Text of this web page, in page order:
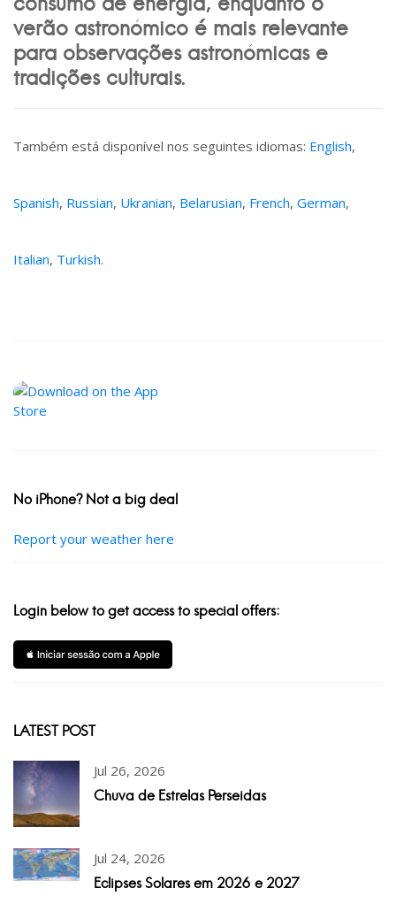
verão astronómico é mais relevante
para observações astronómicas e
tradições culturais.
Também está disponível nos seguintes idiomas: English,
Spanish, Russian, Ukranian, Belarusian, French, German,
Italian, Turkish.
No iPhone? Not a big deal
Report your weather here
Login below to get access to special offers:
LATEST POST
Jul 26, 2026
Chuva de Estrelas Perseidas
Jul 24, 2026
Eclipses Solares em 2026 e 2027